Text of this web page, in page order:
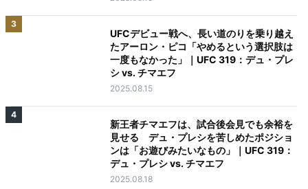
3
UFCデビュー戦へ、長い道のりを乗り越え
たアーロン・ピコ「やめるという選択肢は
一度もなかった」｜UFC 319：デュ・プレ
シ vs. チマエフ
2025.08.15
4
新王者チマエフは、試合後会見でも余裕を
見せる デュ・プレシを苦しめたポジショ
ンは「お遊びみたいなもの」｜UFC 319：
デュ・プレシ vs. チマエフ
2025.08.18